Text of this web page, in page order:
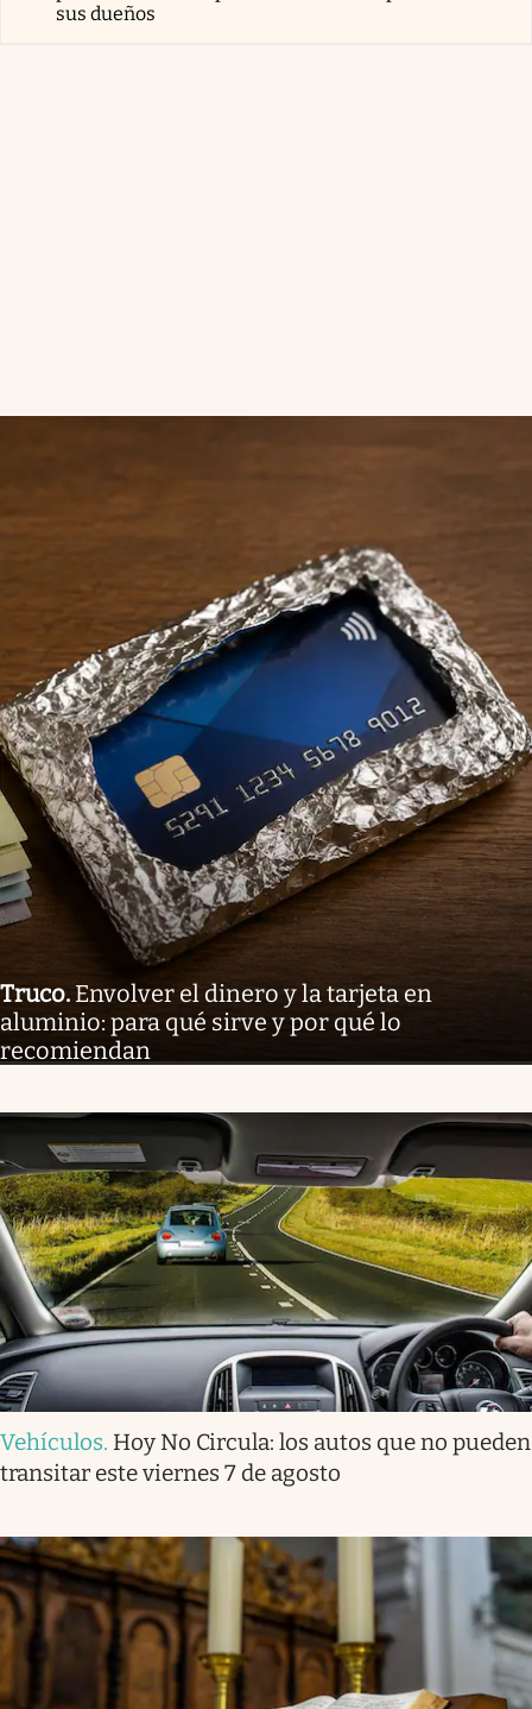
sus dueños
Truco. Envolver el dinero y la tarjeta en
aluminio: para qué sirve y por qué lo
recomiendan
Vehículos. Hoy No Circula: los autos que no pueden
transitar este viernes 7 de agosto